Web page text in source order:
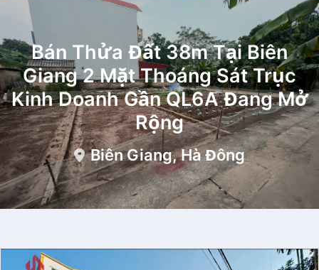
Bán Thửa Đất 38m Tại Biên
Giang 2 Mặt Thoáng Sát Trục
Kinh Doanh Gần QL6A Đang Mở
Rộng
Biên Giang, Hà Đông